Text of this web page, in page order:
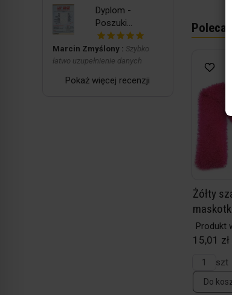
Żółty
Produkt
15,01
szt
Do
Dyplom -
Poszuki...
Marcin Zmyślony : Szybko
łatwo uzupełnienie danych
Pokaż więcej recenzji